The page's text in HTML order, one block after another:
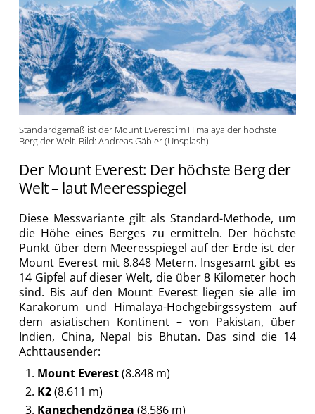
Standardgemäß ist der Mount Everest im Himalaya der höchste
Berg der Welt. Bild: Andreas Gäbler (Unsplash)
Der Mount Everest: Der höchste Berg der
Welt – laut Meeresspiegel
Diese Messvariante gilt als Standard-Methode, um
die Höhe eines Berges zu ermitteln. Der höchste
Punkt über dem Meeresspiegel auf der Erde ist der
Mount Everest mit 8.848 Metern. Insgesamt gibt es
14 Gipfel auf dieser Welt, die über 8 Kilometer hoch
sind. Bis auf den Mount Everest liegen sie alle im
Karakorum und Himalaya-Hochgebirgssystem auf
dem asiatischen Kontinent – von Pakistan, über
Indien, China, Nepal bis Bhutan. Das sind die 14
Achttausender:
Mount Everest(8.848 m)
K2(8.611 m)
Kangchendzönga (8.586 m)